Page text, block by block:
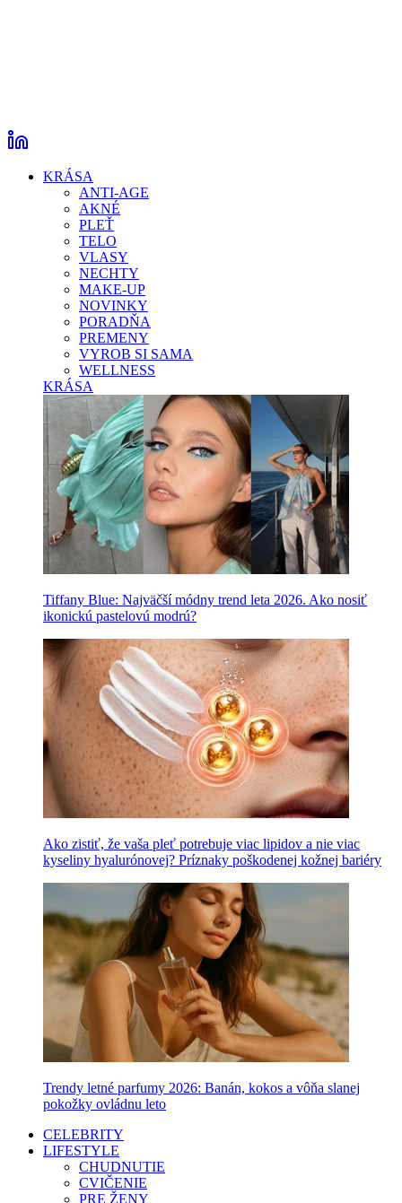
KRÁSA
ANTI-AGE
AKNÉ
PLEŤ
TELO
VLASY
NECHTY
MAKE-UP
NOVINKY
PORADŇA
PREMENY
VYROB SI SAMA
WELLNESS
KRÁSA
Tiffany Blue: Najväčší módny trend leta 2026. Ako nosiť
ikonickú pastelovú modrú?
Ako zistiť, že vaša pleť potrebuje viac lipidov a nie viac
kyseliny hyalurónovej? Príznaky poškodenej kožnej bariéry
Trendy letné parfumy 2026: Banán, kokos a vôňa slanej
pokožky ovládnu leto
CELEBRITY
LIFESTYLE
CHUDNUTIE
CVIČENIE
PRE ŽENY